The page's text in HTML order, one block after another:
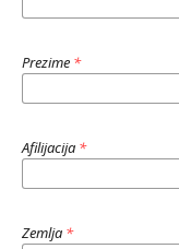
Prezime *
Afilijacija *
Zemlja *